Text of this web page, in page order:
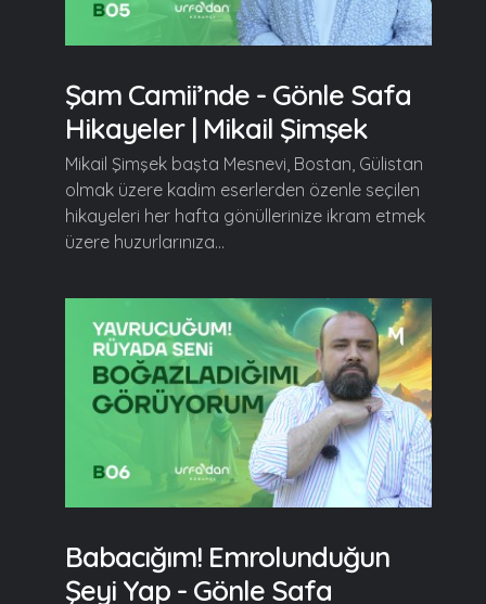
Şam Camii’nde - Gönle Safa
Hikayeler | Mikail Şimşek
Mikail Şimşek başta Mesnevi, Bostan, Gülistan
olmak üzere kadim eserlerden özenle seçilen
hikayeleri her hafta gönüllerinize ikram etmek
üzere huzurlarınıza...
Babacığım! Emrolunduğun
Şeyi Yap - Gönle Safa